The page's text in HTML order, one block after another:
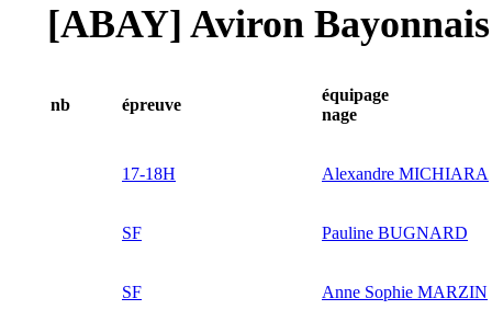
[ABAY] Aviron Bayonnais
nb épreuve
équipage
nage
17-18H Alexandre MICHIARA
SF Pauline BUGNARD
SF Anne Sophie MARZIN